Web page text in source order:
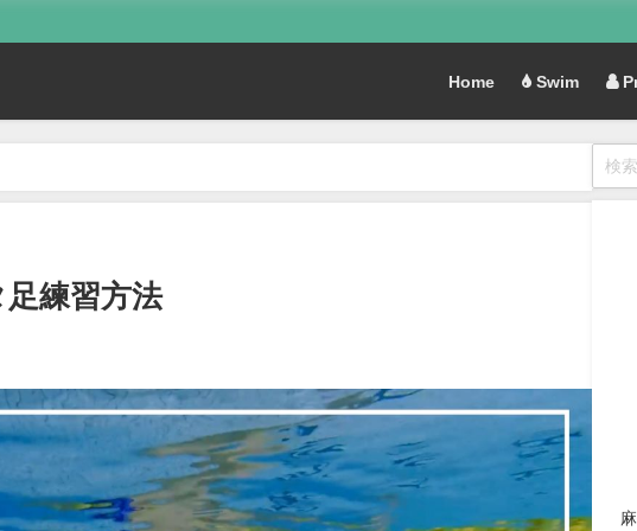
Home Swim
練習方法